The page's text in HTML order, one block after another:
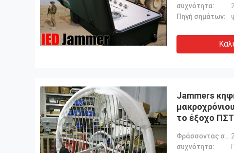
συχνότητα:
Πηγή σημάτων:
Jammers
το έξοχο ΠΣΤ
μακριά
Φράσσοντας σειρά:
συχνότητα: